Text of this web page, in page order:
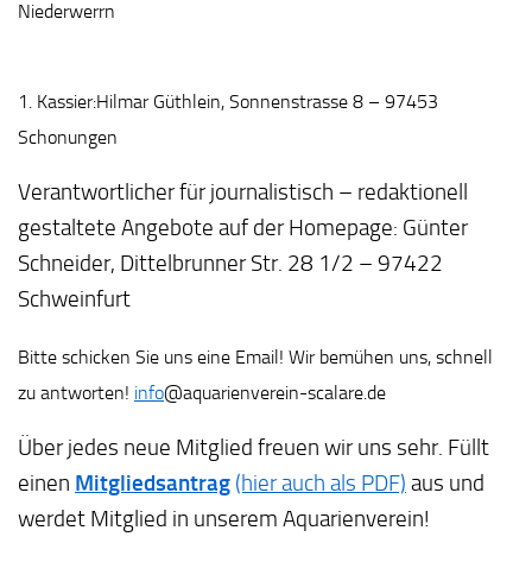
Niederwerrn
1. Kassier:Hilmar Güthlein, Sonnenstrasse 8 – 97453
Schonungen
Verantwortlicher für journalistisch – redaktionell
gestaltete Angebote auf der Homepage: Günter
Schneider, Dittelbrunner Str. 28 1/2 – 97422
Schweinfurt
Bitte schicken Sie uns eine Email! Wir bemühen uns, schnell
zu antworten! info@aquarienverein-scalare.de
Über jedes neue Mitglied freuen wir uns sehr. Füllt
einen Mitgliedsantrag (hier auch als PDF) aus und
werdet Mitglied in unserem Aquarienverein!